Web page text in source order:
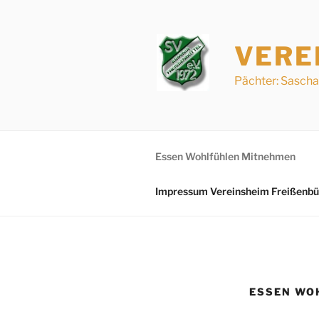
Pächter:
Essen Wohlfühlen Mitnehmen
Impressum Vereinsheim
ESSEN